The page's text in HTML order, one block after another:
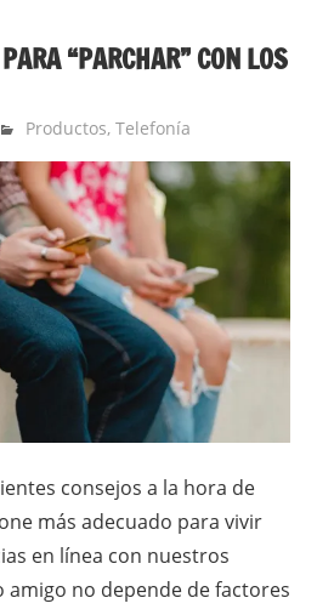
“PARCHAR” CON LOS
Ernesto Herrera
Productos, Telefonía
consejos a la hora de
más adecuado para vivir
en línea con nuestros
amigo no depende de factores